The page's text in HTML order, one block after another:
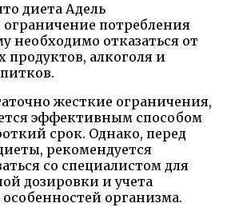
диета Адель
ограничение потребления
необходимо отказаться от
продуктов, алкоголя и
жесткие ограничения,
эффективным способом
срок. Однако, перед
рекомендуется
со специалистом для
дозировки и учета
организма.